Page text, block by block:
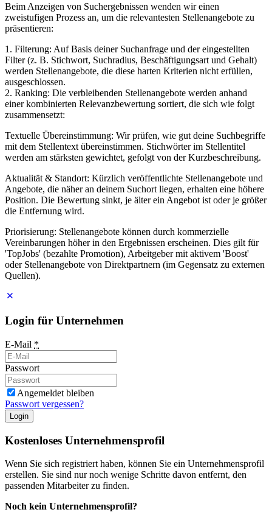
Beim Anzeigen von Suchergebnissen wenden wir einen
zweistufigen Prozess an, um die relevantesten Stellenangebote zu
präsentieren:
1. Filterung: Auf Basis deiner Suchanfrage und der eingestellten
Filter (z. B. Stichwort, Suchradius, Beschäftigungsart und Gehalt)
werden Stellenangebote, die diese harten Kriterien nicht erfüllen,
ausgeschlossen.
2. Ranking: Die verbleibenden Stellenangebote werden anhand
einer kombinierten Relevanzbewertung sortiert, die sich wie folgt
zusammensetzt:
Textuelle Übereinstimmung: Wir prüfen, wie gut deine Suchbegriffe
mit dem Stellentext übereinstimmen. Stichwörter im Stellentitel
werden am stärksten gewichtet, gefolgt von der Kurzbeschreibung.
Aktualität & Standort: Kürzlich veröffentlichte Stellenangebote und
Angebote, die näher an deinem Suchort liegen, erhalten eine höhere
Position. Die Bewertung sinkt, je älter ein Angebot ist oder je größer
die Entfernung wird.
Priorisierung: Stellenangebote können durch kommerzielle
Vereinbarungen höher in den Ergebnissen erscheinen. Dies gilt für
'TopJobs' (bezahlte Promotion), Arbeitgeber mit aktivem 'Boost'
oder Stellenangebote von Direktpartnern (im Gegensatz zu externen
Quellen).
Login für Unternehmen
E-Mail *
Passwort
Angemeldet bleiben
Passwort vergessen?
Login
Kostenloses Unternehmensprofil
Wenn Sie sich registriert haben, können Sie ein Unternehmensprofil
erstellen. Sie sind nur noch wenige Schritte davon entfernt, den
passenden Mitarbeiter zu finden.
Noch kein Unternehmensprofil?